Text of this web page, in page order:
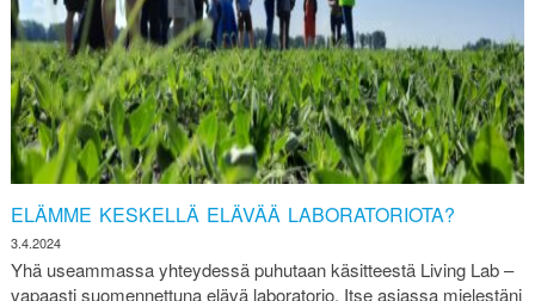
ELÄMME KESKELLÄ ELÄVÄÄ LABORATORIOTA?
3.4.2024
Yhä useammassa yhteydessä puhutaan käsitteestä Living Lab –
vapaasti suomennettuna elävä laboratorio. Itse asiassa mielestäni